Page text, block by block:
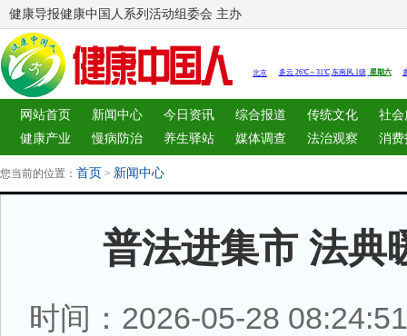
健康导报健康中国人系列活动组委会 主办
网站首页 新闻中心 今日资讯 综合报道 传统文化
社会
健康产业
慢病防治 养生驿站 媒体调查 法治观察
消费
您当前的位置： 首页 > 新闻中心
普法进集市 法典
时间：2026-05-28